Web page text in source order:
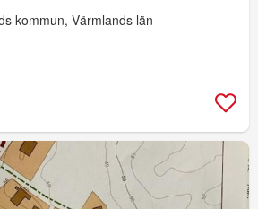
kommun, Värmlands län